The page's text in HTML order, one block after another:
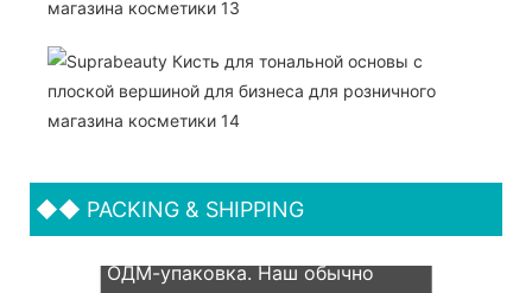
◆◆ PACKING & SHIPPING
Мы поддерживаем как OEM &
ОДМ-упаковка. Наш обычно